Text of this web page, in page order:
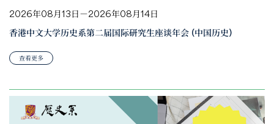
2026年08月13日－2026年08月14日
香港中文大学历史系第二届国际研究生座谈年会 (中国历史)
查看更多